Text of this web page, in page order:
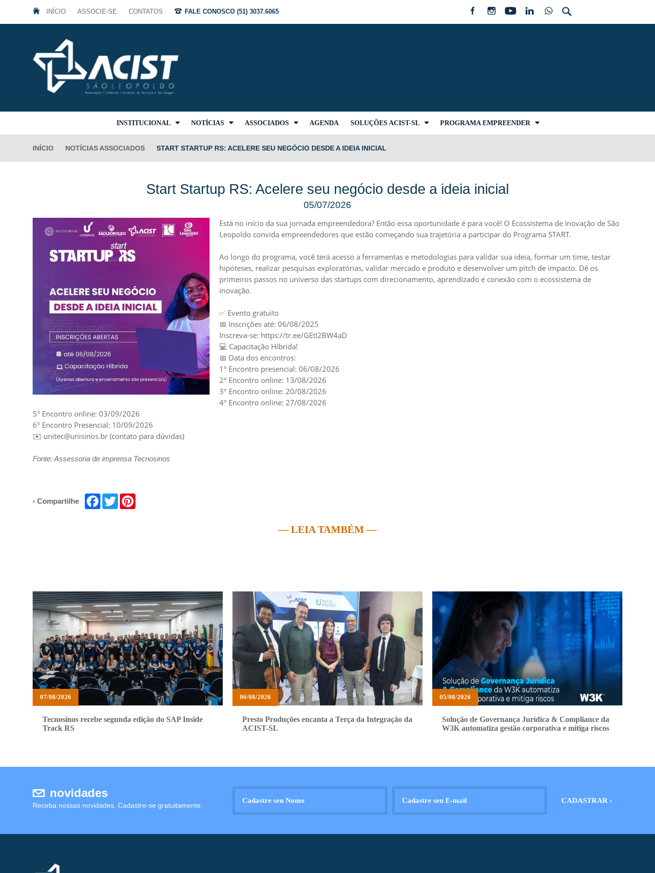
INÍCIO ASSOCIE-SE CONTATOS FALE CONOSCO (51) 3037.6065
INSTITUCIONAL NOTÍCIAS ASSOCIADOS AGENDA SOLUÇÕES ACIST-SL PROGRAMA EMPREENDER
INÍCIO NOTÍCIAS ASSOCIADOS START STARTUP RS: ACELERE SEU NEGÓCIO DESDE A IDEIA INICIAL
Start Startup RS: Acelere seu negócio desde a ideia inicial
05/07/2026
Está no início da sua jornada empreendedora? Então essa oportunidade é para você! O Ecossistema de Inovação de São
Leopoldo convida empreendedores que estão começando sua trajetória a participar do Programa START.
Ao longo do programa, você terá acesso a ferramentas e metodologias para validar sua ideia, formar um time, testar
hipóteses, realizar pesquisas exploratórias, validar mercado e produto e desenvolver um pitch de impacto. Dê os
primeiros passos no universo das startups com direcionamento, aprendizado e conexão com o ecossistema de
inovação.
✅ Evento gratuito
📅 Inscrições até: 06/08/2025
Inscreva-se: https://tr.ee/GEtI2BW4aD
💻 Capacitação Híbrida!
📅 Data dos encontros:
1° Encontro presencial: 06/08/2026
2° Encontro online: 13/08/2026
3° Encontro online: 20/08/2026
4° Encontro online: 27/08/2026
5° Encontro online: 03/09/2026
6° Encontro Presencial: 10/09/2026
✉️ unitec@unisinos.br (contato para dúvidas)
Fonte: Assessoria de imprensa Tecnosinos
› Compartilhe Facebook
Twitter
— LEIA TAMBÉM —
07/08/2026
Tecnosinos recebe segunda edição do SAP Inside
Track RS
06/08/2026
Presto Produções encanta a Terça da Integração da
ACIST-SL
05/08/2026
Solução de Governança Jurídica & Compliance da
W3K automatiza gestão corporativa e mitiga riscos
novidades
Receba nossas novidades. Cadastre-se gratuitamente.